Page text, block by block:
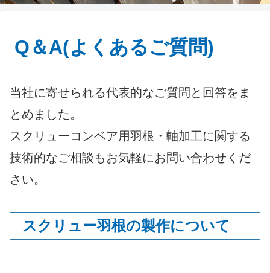
Q＆A(よくあるご質問)
当社に寄せられる代表的なご質問と回答をま
とめました。
スクリューコンベア用羽根・軸加工に関する
技術的なご相談もお気軽にお問い合わせくだ
さい。
スクリュー羽根の製作について